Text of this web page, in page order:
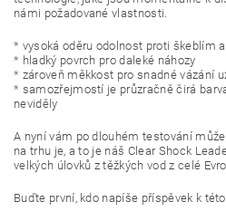
námi požadované vlastnosti.
* vysoká oděru odolnost proti škeblím
* hladký povrch pro daleké náhozy
* zároveň měkkost pro snadné vázání
* samozřejmostí je průzračně čirá
neviděly
A nyní vám po dlouhém testování
na trhu je, a to je náš Clear Shock
velkých úlovků z těžkých vod z celé
Buďte první, kdo napíše příspěvek k